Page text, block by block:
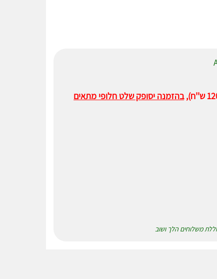
בהזמנה יסופק שלט חלופי מתאים
משלוחים הלך ושוב